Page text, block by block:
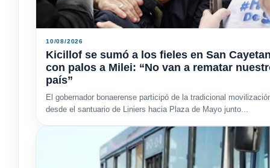
10/08/2026
Kicillof se sumó a los fieles en San
con palos a Milei: “No van a rematar
país”
El gobernador bonaerense participó de la tradicional
desde el santuario de Liniers hacia Plaza de Mayo junto...